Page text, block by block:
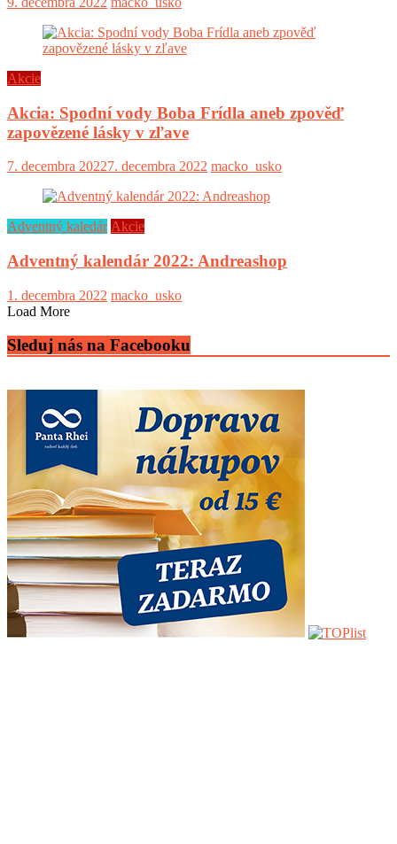
Akcie
Akcia: Spodní vody Boba Frídla aneb zpověď
zapovězené lásky v zľave
7. decembra 20227. decembra 2022 macko_usko
Adventný kaledár Akcie
Adventný kalendár 2022: Andreashop
1. decembra 2022 macko_usko
Load More
Sleduj nás na Facebooku